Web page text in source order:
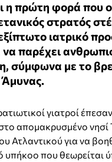
η πρώτη φορά που ο
στρατός
ιατρικό
να παρέχει
σύμφωνα με το
Άμυνας.
γιατροί
απομακρυσμένο νησί
Ατλαντικού για να
υπήκοο που θεωρείται